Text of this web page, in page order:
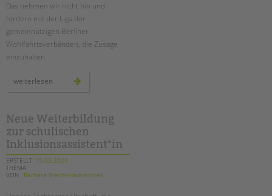
Das nehmen wir nicht hin und
fordern mit der Liga der
gemeinnützigen Berliner
Wohlfahrtsverbänden, die Zusage
einzuhalten.
weiterlesen hauptstadtzulage
Neue Weiterbildung
zur schulischen
Inklusionsassistent*in
ERSTELLT 15.03.2024
THEMA
VON
Barbara Brecht-Hadraschek